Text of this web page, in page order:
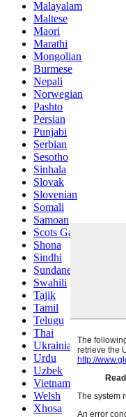
Malayalam
Maltese
Maori
Marathi
Mongolian
Burmese
Nepali
Norwegian
Pashto
Persian
Punjabi
Serbian
Sesotho
Sinhala
Slovak
Slovenian
Somali
Samoan
Scots Gaelic
Shona
Sindhi
Sundanese
Swahili
Tajik
Tamil
Telugu
Thai
Ukrainian
Urdu
Uzbek
Vietnamese
Welsh
Xhosa